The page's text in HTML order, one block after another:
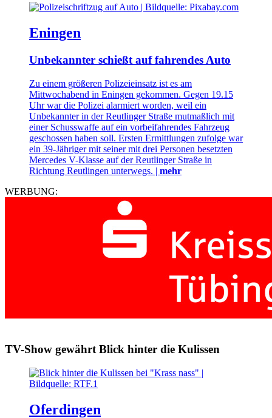
Eningen
Unbekannter schießt auf fahrendes Auto
Zu einem größeren Polizeieinsatz ist es am
Mittwochabend in Eningen gekommen. Gegen 19.15
Uhr war die Polizei alarmiert worden, weil ein
Unbekannter in der Reutlinger Straße mutmaßlich mit
einer Schusswaffe auf ein vorbeifahrendes Fahrzeug
geschossen haben soll. Ersten Ermittlungen zufolge war
ein 39-Jähriger mit seiner mit drei Personen besetzten
Mercedes V-Klasse auf der Reutlinger Straße in
Richtung Reutlingen unterwegs. | mehr
WERBUNG:
TV-Show gewährt Blick hinter die Kulissen
Oferdingen